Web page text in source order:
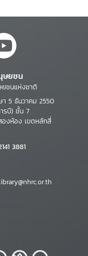
ษยชน
ชนแห่งชาติ
5 ธันวาคม 2550
รบี) ชั้น 7
งห้อง เขตหลักสี่
3881